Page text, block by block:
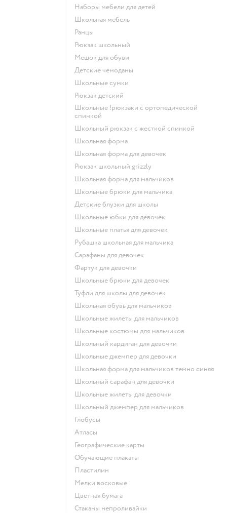
Наборы мебели для детей
Школьная мебель
Ранцы
Рюкзак школьный
Мешок для обуви
Детские чемоданы
Школьные сумки
Рюкзак детский
Школьные !рюкзаки с ортопедической
спинкой
Школьный рюкзак с жесткой спинкой
Школьная форма
Школьная форма для девочек
Рюкзак школьный grizzly
Школьная форма для мальчиков
Школьные брюки для мальчика
Детские блузки для школы
Школьные юбки для девочек
Школьные платья для девочек
Рубашка школьная для мальчика
Сарафаны для девочек
Фартук для девочки
Школьные брюки для девочек
Туфли для школы для девочек
Школьная обувь для мальчиков
Школьные жилеты для мальчиков
Школьные костюмы для мальчиков
Школьный кардиган для девочки
Школьные джемпер для девочки
Школьная форма для мальчиков темно синяя
Школьный сарафан для девочки
Школьные жилеты для девочки
Школьный джемпер для мальчиков
Глобусы
Атласы
Географические карты
Обучающие плакаты
Пластилин
Мелки восковые
Цветная бумага
Стаканы непроливайки